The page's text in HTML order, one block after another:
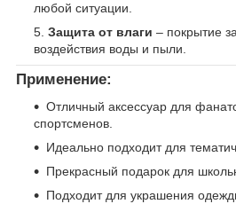
любой ситуации.
Защита от влаги – покрытие
воздействия воды и пыли.
Применение:
Отличный аксессуар для
спортсменов.
Идеально подходит для
Прекрасный подарок для
Подходит для украшения